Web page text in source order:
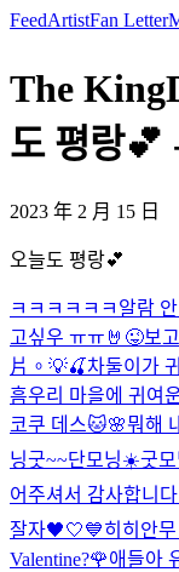
FeedArtistFan Letter
The
도 평랑
2023 年 2 月 15 日
오늘도 평랑💕
ㅋㅋㅋㅋㅋㅋ알람
고싶우 ㅠㅠ 🤘 😜보
片。 💡🍒차둘이가
흠우리 마을에 귀여
코쿠 데스🐱🌸뭐해
닝굿~~단모닝☀️굿
어주셔서 감사합니
잘자🖤🤍💙히히 안
Valentine?🌹애들아